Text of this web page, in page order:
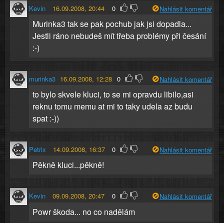
Kevin 16.09.2008, 20:44 0 Nahlásit komentář
Murinka3 tak se pak pochub jak jsi dopadla...
Jestli ráno nebudeš mít třeba problémy při česání
:-)
murinka3 16.09.2008, 12:28 0 Nahlásit komentář
to bylo skvele kluci, to se mi opravdu libilo,asi
reknu tomu memu at mi to taky udela az budu
spat :-))
Petrix 14.09.2008, 16:37 0 Nahlásit komentář
Pěkně kluci...pěkně!
Kevin 09.09.2008, 20:47 0 Nahlásit komentář
Powr škoda... no co nadělám